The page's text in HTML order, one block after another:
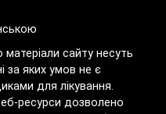
сайту несуть
за яких умов не є
для лікування.
ресурси дозволено